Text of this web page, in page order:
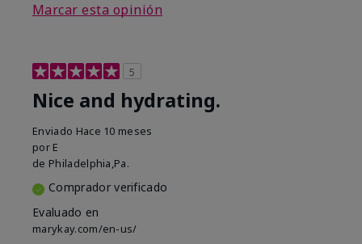
Marcar esta opinión
5
Nice and hydrating.
Enviado Hace 10 meses
por E
de Philadelphia,Pa.
Comprador verificado
Evaluado en
marykay.com/en-us/